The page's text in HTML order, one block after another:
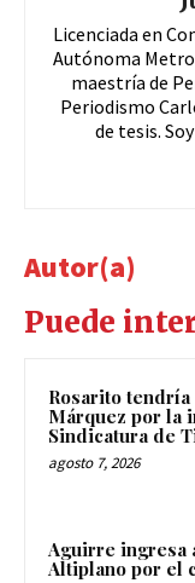
Licenciada en
Autónoma
maestría de
Periodismo
de tesis.
Autor(a)
Puede
Rosarito tendría
Márquez por la
Sindicatura de
agosto 7, 2026
Aguirre ingresa
Altiplano por el